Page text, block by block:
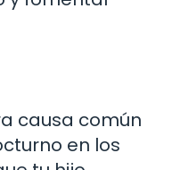
causa común
en los